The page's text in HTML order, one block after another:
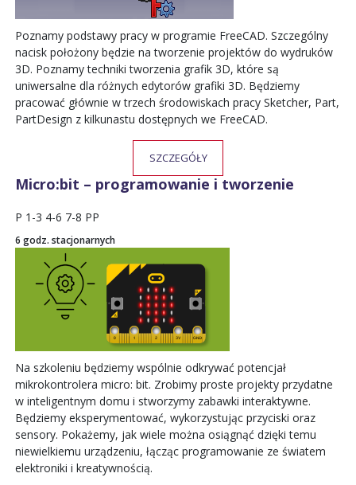
Poznamy podstawy pracy w programie FreeCAD. Szczególny
nacisk położony będzie na tworzenie projektów do wydruków
3D. Poznamy techniki tworzenia grafik 3D, które są
uniwersalne dla różnych edytorów grafiki 3D. Będziemy
pracować głównie w trzech środowiskach pracySketcher, Part,
PartDesign z kilkunastu dostępnych we FreeCAD.
SZCZEGÓŁY
Micro:bit – programowanie i tworzenie
P 1-3 4-6 7-8 PP
6 godz. stacjonarnych
Na szkoleniu będziemy wspólnie odkrywać potencjał
mikrokontrolera micro: bit. Zrobimy proste projekty przydatne
w inteligentnym domu i stworzymy zabawki interaktywne.
Będziemy eksperymentować, wykorzystując przyciski oraz
sensory. Pokażemy, jak wiele można osiągnąć dzięki temu
niewielkiemu urządzeniu, łącząc programowanie ze światem
elektroniki i kreatywnością.